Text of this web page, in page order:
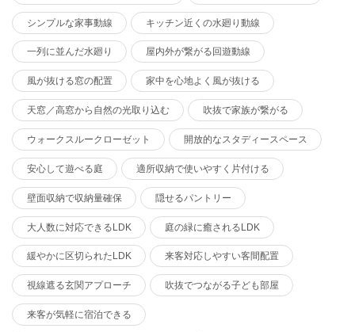
シンプルな家事動線 キッチン近くの水廻り動線
一列に並んだ水廻り 屋内外が繋がる回遊動線
風が抜ける窓の配置 家中を心地よく風が抜ける
天窓／高窓から自然の光取り込む 吹抜で家族が繋がる
ウォークスルークローゼット 開放的なスタディースペース
安心して遊べる庭 適所収納で使いやすく片付ける
壁面収納で収納量確保 隠せるパントリー
大人数に対応できるLDK 庭の緑に癒されるLDK
緩やかに区切られたLDK 来客対応しやすい客間配置
視線遮る玄関アプローチ 吹抜でつながる子ども部屋
来客が気軽に宿泊できる